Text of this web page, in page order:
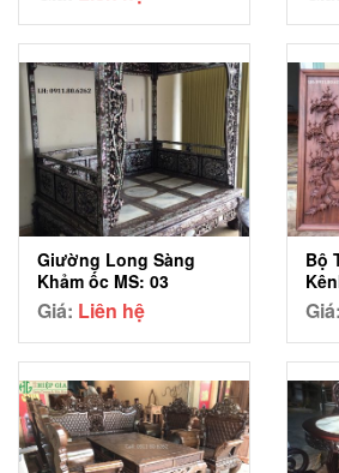
Giường Long Sàng
Khảm ốc MS: 03
Giá: Liên hệ
Bộ
Giá: